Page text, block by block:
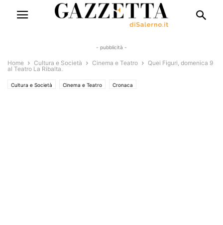
- pubblicità -
Home Cultura e Società Cinema e Teatro
Quei Figuri, domenica 9
al Teatro La Ribalta.
Cultura e Società Cinema e Teatro Cronaca